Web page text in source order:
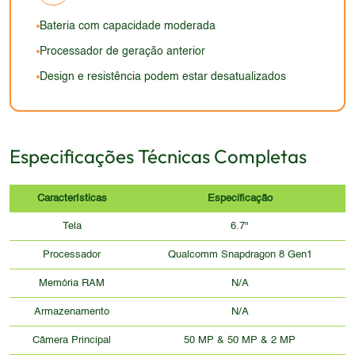
do dia.
ausência de recursos como taxa de atualização
adaptável pode também ser uma desvantagem.
considerado. Em comparação com os smartphones
resistentes.
Bateria com capacidade moderada
Processador de geração anterior
Design e resistência podem estar desatualizados
Especificações Técnicas Completas
Características Especificação
Tela 6.7"
Processador Qualcomm Snapdragon 8 Gen1
Memória RAM N/A
Armazenamento N/A
Câmera Principal 50 MP & 50 MP & 2 MP